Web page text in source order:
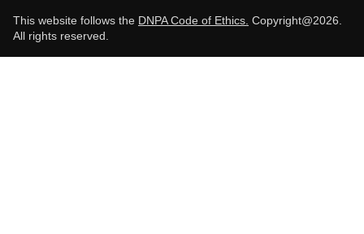
This website follows the DNPA Code of Ethics. Copyright@2026.
All rights reserved.